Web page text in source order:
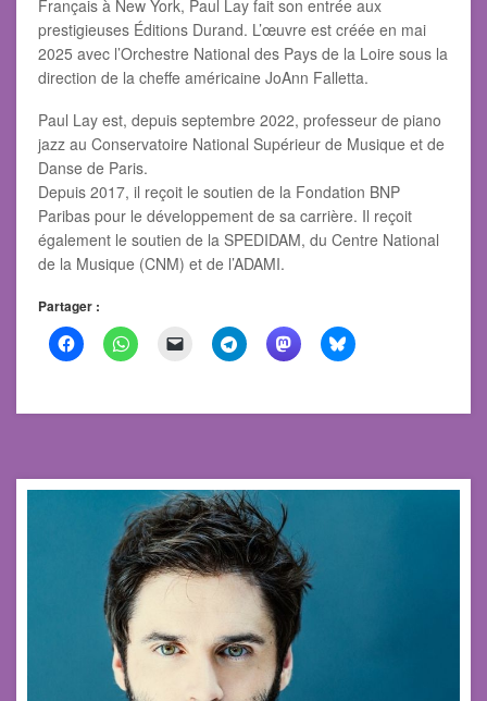
Français à New York, Paul Lay fait son entrée aux
prestigieuses Éditions Durand. L’œuvre est créée en mai
2025 avec l’Orchestre National des Pays de la Loire sous la
direction de la cheffe américaine JoAnn Falletta.
Paul Lay est, depuis septembre 2022, professeur de piano
jazz au Conservatoire National Supérieur de Musique et de
Danse de Paris.
Depuis 2017, il reçoit le soutien de la Fondation BNP
Paribas pour le développement de sa carrière. Il reçoit
également le soutien de la SPEDIDAM, du Centre National
de la Musique (CNM) et de l’ADAMI.
Partager :